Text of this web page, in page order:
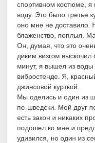
спортивном костюме, я
воду. Это было третье
оно мне не доставило.
блаженство, поплыл.
Он, думая, что это
диким визгом выскочил
минут, я вышел из
вибростенде. Я,
джинсовой курткой.
Мы оделись и один из
по-шведски. Мой друг
есть закон и никаких
подошел ко мне и
удивился, но один из